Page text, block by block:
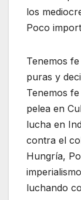
los
Poco
Tenemos
puras y
Tenemos
pelea en
lucha en
contra el
Hungría,
luchando